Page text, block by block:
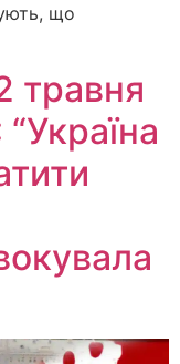
що
травня